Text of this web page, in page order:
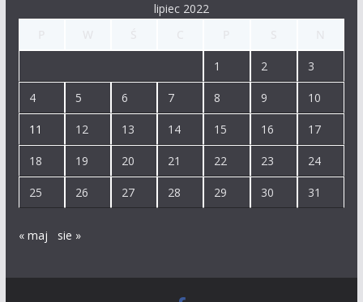
lipiec 2022
1 2 3
4 5 6 7 8 9 10
11 12 13 14 15 16 17
18 19 20 21 22 23 24
25 26 27 28 29 30 31
« maj sie »